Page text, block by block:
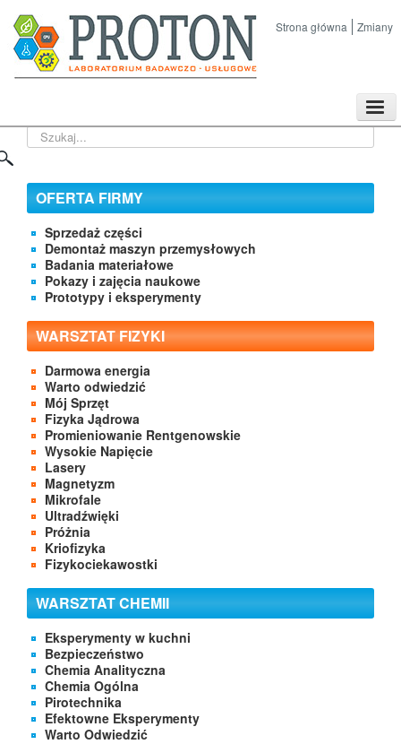
Strona główna Zmiany
Kontakt
Szukaj...
OFERTA FIRMY
Sprzedaż części
Demontaż maszyn przemysłowych
Badania materiałowe
Pokazy i zajęcia naukowe
Prototypy i eksperymenty
WARSZTAT FIZYKI
Darmowa energia
Warto odwiedzić
Mój Sprzęt
Fizyka Jądrowa
Promieniowanie Rentgenowskie
Wysokie Napięcie
Lasery
Magnetyzm
Mikrofale
Ultradźwięki
Próżnia
Kriofizyka
Fizykociekawostki
WARSZTAT CHEMII
Eksperymenty w kuchni
Bezpieczeństwo
Chemia Analityczna
Chemia Ogólna
Pirotechnika
Efektowne Eksperymenty
Warto Odwiedzić